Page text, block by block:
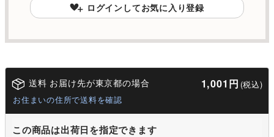
ログインしてお気に入り登録
送料 お届け先が東京都の場合 1,001円 (税込)
お住まいの住所で送料を確認
この商品は出荷日を指定できます